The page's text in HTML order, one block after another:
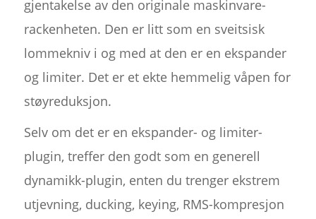
gjentakelse av den originale maskinvare-
rackenheten. Den er litt som en sveitsisk
lommekniv i og med at den er en ekspander
og limiter. Det er et ekte hemmelig våpen for
støyreduksjon.
Selv om det er en ekspander- og limiter-
plugin, treffer den godt som en generell
dynamikk-plugin, enten du trenger ekstrem
utjevning, ducking, keying, RMS-kompresjon